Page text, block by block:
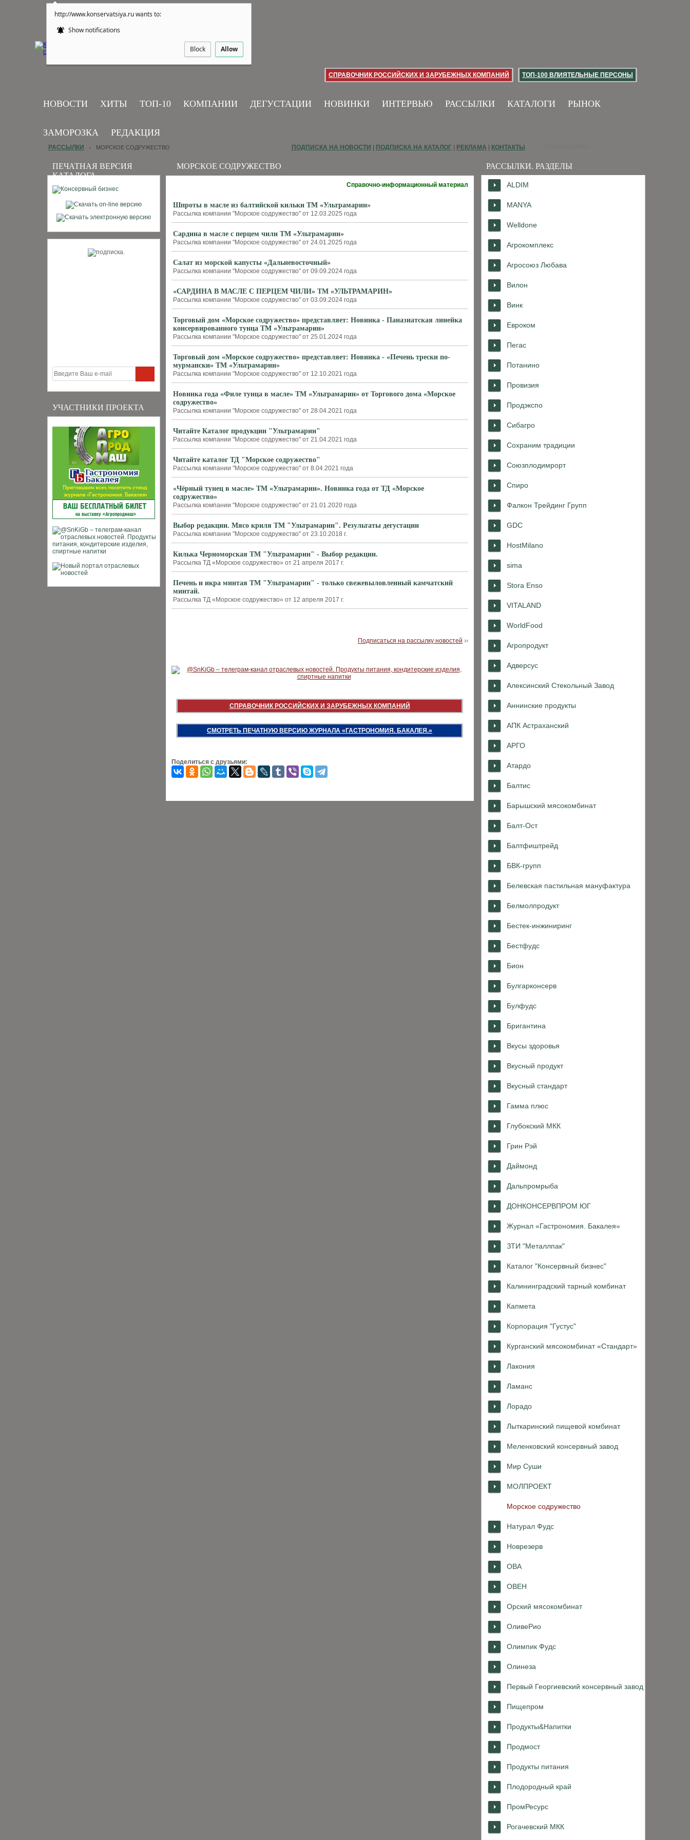
http://www.konservatsiya.ru wants to:
Show notifications
Block Allow
СПРАВОЧНИК РОССИЙСКИХ И ЗАРУБЕЖНЫХ КОМПАНИЙ ТОП-100 ВЛИЯТЕЛЬНЫЕ ПЕРСОНЫ
НОВОСТИ ХИТЫ ТОП-10 КОМПАНИИ ДЕГУСТАЦИИ НОВИНКИ ИНТЕРВЬЮ РАССЫЛКИ КАТАЛОГИ РЫНОК
ЗАМОРОЗКА РЕДАКЦИЯ
ПЕЧАТНАЯ ВЕРСИЯ
КАТАЛОГА
УЧАСТНИКИ ПРОЕКТА
РАССЫЛКИ. РАЗДЕЛЫ
ALDIM
MANYA
Welldone
Агрокомплекс
Агросоюз Любава
Вилон
Винк
Евроком
Пегас
Потанино
Провизия
Продэкспо
Сибагро
Сохраним традиции
Союзплодимрорт
Спиро
Фалкон Трейдинг Групп
GDC
HostMilano
sima
Stora Enso
VITALAND
WorldFood
Агропродукт
Адверсус
Алексинский Стекольный Завод
Аннинские продукты
АПК Астраханский
АРГО
Атардо
Балтис
Барышский мясокомбинат
Балт-Ост
Балтфиштрейд
БВК-групп
Белевская пастильная мануфактура
Белмолпродукт
Бестек-инжиниринг
Бестфудс
Бион
Булгарконсерв
Булфудс
Бригантина
Вкусы здоровья
Вкусный продукт
Вкусный стандарт
Гамма плюс
Глубокский МКК
Грин Рэй
Даймонд
Дальпромрыба
ДОНКОНСЕРВПРОМ ЮГ
Журнал «Гастрономия. Бакалея»
ЗТИ "Металлпак"
Каталог "Консервный бизнес"
Калининградский тарный комбинат
Капмета
Корпорация "Густус"
Курганский мясокомбинат «Стандарт»
Лакония
Ламанс
Лорадо
Лыткаринский пищевой комбинат
Меленковский консервный завод
Мир Суши
МОЛПРОЕКТ
Морское содружество
Натурал Фудс
Новрезерв
ОВА
ОВЕН
Орский мясокомбинат
ОливеРио
Олимпик Фудс
Олинеза
Первый Георгиевский консервный завод
Пищепром
Продукты&Напитки
Продмост
Продукты питания
Плодородный край
ПромРесурс
Рогачевский МКК
РАССЫЛКИ › МОРСКОЕ СОДРУЖЕСТВО ПОДПИСКА НА НОВОСТИ ПОДПИСКА НА КАТАЛОГ РЕКЛАМА КОНТАКТЫ
МОРСКОЕ СОДРУЖЕСТВО
Справочно-информационный материал
Шпроты в масле из балтийской кильки ТМ «Ультрамарин»
Рассылка компании "Морское содружество" от 12.03.2025 года
Сардина в масле с перцем чили ТМ «Ультрамарин»
Рассылка компании "Морское содружество" от 24.01.2025 года
Салат из морской капусты «Дальневосточный»
Рассылка компании "Морское содружество" от 09.09.2024 года
«САРДИНА В МАСЛЕ С ПЕРЦЕМ ЧИЛИ» ТМ «УЛЬТРАМАРИН»
Рассылка компании "Морское содружество" от 03.09.2024 года
Торговый дом «Морское содружество» представляет: Новинка - Паназиатская линейка
консервированного тунца ТМ «Ультрамарин»
Рассылка компании "Морское содружество" от 25.01.2024 года
Торговый дом «Морское содружество» представляет: Новинка - «Печень трески по-
мурмански» ТМ «Ультрамарин»
Рассылка компании "Морское содружество" от 12.10.2021 года
Новинка года «Филе тунца в масле» ТМ «Ультрамарин» от Торгового дома «Морское
содружество»
Рассылка компании "Морское содружество" от 28.04.2021 года
Читайте Каталог продукции "Ультрамарин"
Рассылка компании "Морское содружество" от 21.04.2021 года
Читайте каталог ТД "Морское содружество"
Рассылка компании "Морское содружество" от 8.04.2021 года
«Чёрный тунец в масле» ТМ «Ультрамарин». Новинка года от ТД «Морское
содружество»
Рассылка компании "Морское содружество" от 21.01.2020 года
Выбор редакции. Мясо криля ТМ "Ультрамарин". Результаты дегустации
Рассылка компании "Морское содружество" от 23.10.2018 г.
Килька Черноморская ТМ "Ультрамарин" - Выбор редакции.
Рассылка ТД «Морское содружество» от 21 апреля 2017 г.
Печень и икра минтая ТМ "Ультрамарин" - только свежевыловленный камчатский
минтай.
Рассылка ТД «Морское содружество» от 12 апреля 2017 г.
Подписаться на рассылку новостей ››
СПРАВОЧНИК РОССИЙСКИХ И ЗАРУБЕЖНЫХ КОМПАНИЙ
СМОТРЕТЬ ПЕЧАТНУЮ ВЕРСИЮ ЖУРНАЛА «ГАСТРОНОМИЯ. БАКАЛЕЯ.»
Поделиться с друзьями: